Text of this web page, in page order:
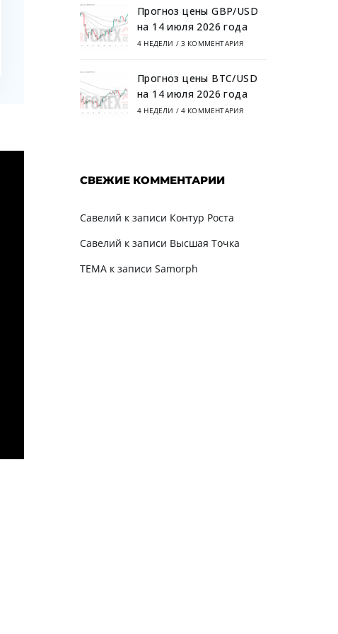
Прогноз цены GBP/USD
на 14 июля 2026 года
4 НЕДЕЛИ / 3 КОММЕНТАРИЯ
Прогноз цены BTC/USD
на 14 июля 2026 года
4 НЕДЕЛИ / 4 КОММЕНТАРИЯ
СВЕЖИЕ КОММЕНТАРИИ
Савелий к записи Контур Роста
Савелий к записи Высшая Точка
TEMAк записи Samorph